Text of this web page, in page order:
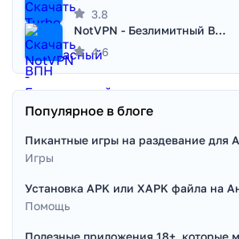
3.8
NotVPN - Безлимитный ВПН | VPN
4.6
Популярное в блоге
Пикантные игры на раздевание для
Игры
Установка APK или XAPK файла на
Помощь
Полезные приложения 18+, которые